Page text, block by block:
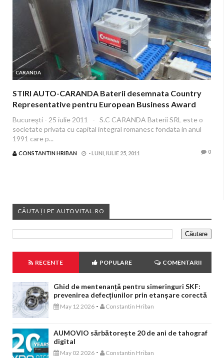
CARANDA
STIRI AUTO-CARANDA Baterii desemnata Country
Representative pentru European Business Award
Bucureşti - 25 iulie 2011 - S.C CARANDA Baterii SRL este o
societate privata cu capital integral romanesc fondata in anul
1991 care p...
CONSTANTIN HRIBAN -LUNI, IULIE 25, 2011 0
CĂUTAȚI PE AUTOVITAL.RO
RECENTE POPULARE COMENTARII
Ghid de mentenanță pentru simeringuri SKF:
prevenirea defecțiunilor prin etanșare corectă
May 12 2026 - Constantin Hriban
AUMOVIO sărbătorește 20 de ani de tahograf
digital
May 02 2026 - Constantin Hriban